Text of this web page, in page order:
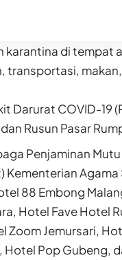
karantina di tempat
makan,
Darurat COVID-19
Rusun Pasar
Penjaminan
Kementerian
88 Embong
Hotel Fave Hotel
Zoom Jemursari,
Pop Gubeng,